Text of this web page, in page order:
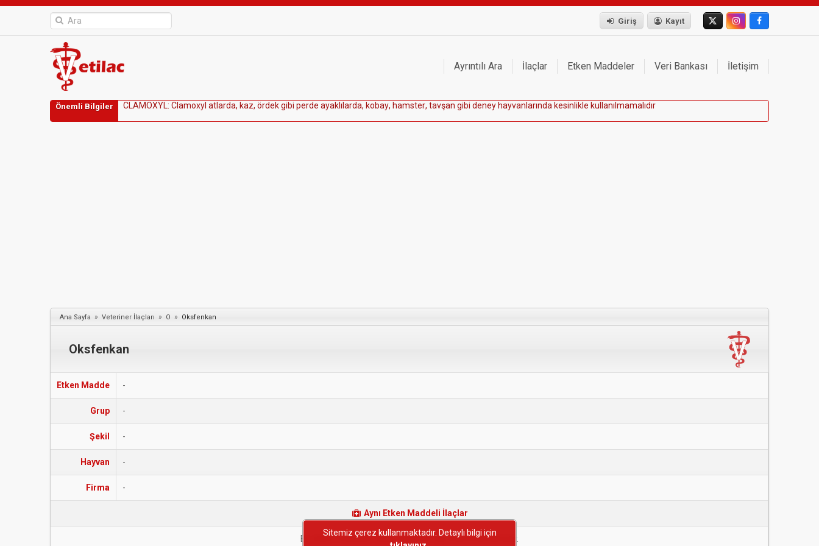
Giriş Kayıt
Ayrıntılı Ara İlaçlar Etken Maddeler Veri Bankası İletişim
Önemli Bilgiler CLAMOXYL: Camoxy atarda, kaz, ördekgibi perde ayakı arda, kobay, hamster, tavşan gibi deney hayvan arında kesin ike ku anı mama ıdır
Ana Sayfa » Veteriner İlaçları » O » Oksfenkan
Oksfenkan
Etken Madde -
Grup -
Şekil -
Hayvan -
Firma -
Aynı Etken Maddeli İlaçlar
Bu etken maddeye sahip başka bir ilaç bulunmamaktadır.
Sitemiz çerez kullanmaktadır. Detaylı bilgi için